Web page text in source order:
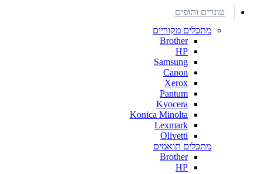
טונרים ותופים
מתכלים מקוריים
Brother
HP
Samsung
Canon
Xerox
Pantum
Kyocera
Konica Minolta
Lexmark
Olivetti
מתכלים תואמים
Brother
HP